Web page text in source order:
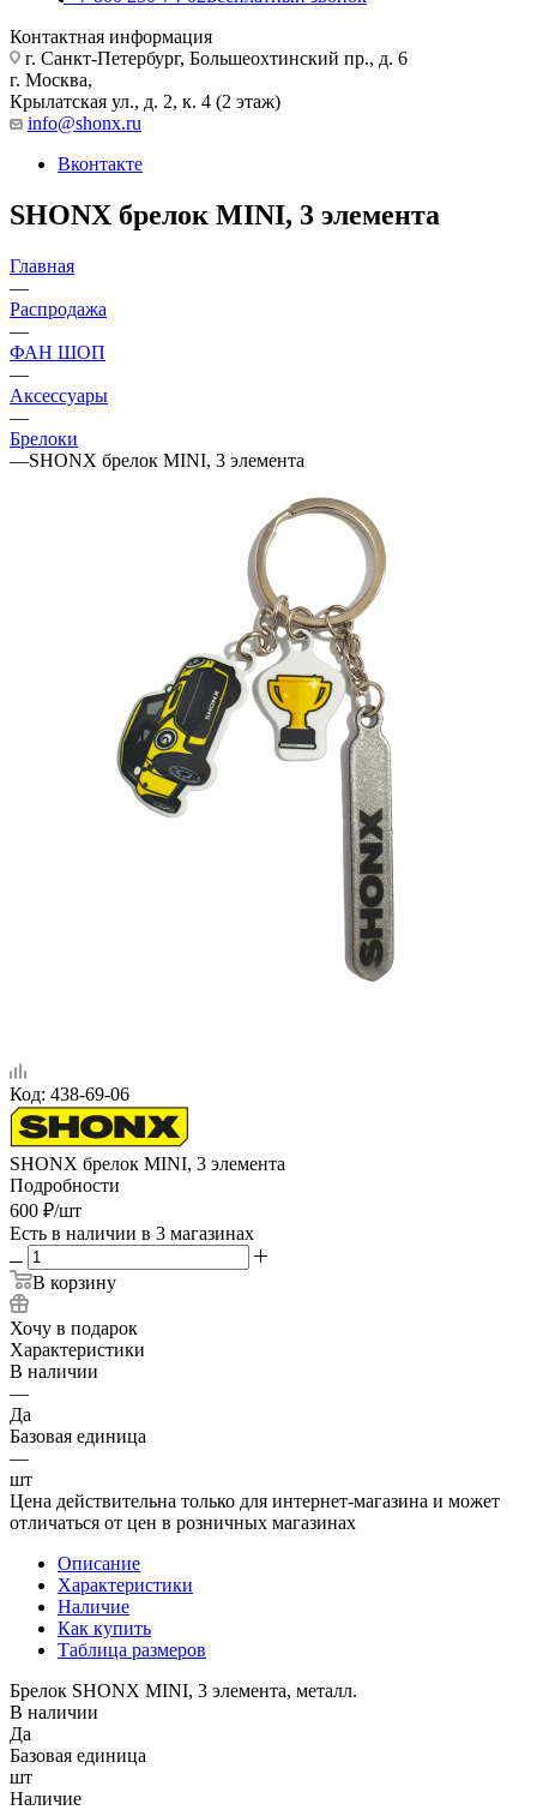
Контактная информация
г. Санкт-Петербург, Большеохтинский пр., д. 6
г. Москва,
Крылатская ул., д. 2, к. 4 (2 этаж)
info@shonx.ru
Вконтакте
SHONX брелок MINI, 3 элемента
Главная
—
Распродажа
—
ФАН ШОП
—
Аксессуары
—
Брелоки
—SHONX брелок MINI, 3 элемента
Код: 438-69-06
SHONX брелок MINI, 3 элемента
Подробности
600 ₽/шт
Есть в наличии в 3 магазинах
В корзину
Хочу в подарок
Характеристики
В наличии
—
Да
Базовая единица
—
шт
Цена действительна только для интернет-магазина и может
отличаться от цен в розничных магазинах
Описание
Характеристики
Наличие
Как купить
Таблица размеров
Брелок SHONX MINI, 3 элемента, металл.
В наличии
Да
Базовая единица
шт
Наличие